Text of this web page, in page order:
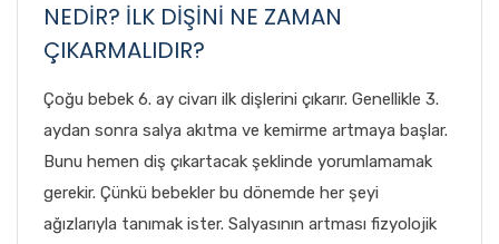
NEDİR? İLK DİŞİNİ NE ZAMAN
ÇIKARMALIDIR?
Çoğu bebek 6. ay civarı ilk dişlerini çıkarır. Genellikle 3.
aydan sonra salya akıtma ve kemirme artmaya başlar.
Bunu hemen diş çıkartacak şeklinde yorumlamamak
gerekir. Çünkü bebekler bu dönemde her şeyi
ağızlarıyla tanımak ister. Salyasının artması fizyolojik